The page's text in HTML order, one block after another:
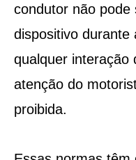
condutor não pode
dispositivo durante
qualquer interação
atenção do
proibida.